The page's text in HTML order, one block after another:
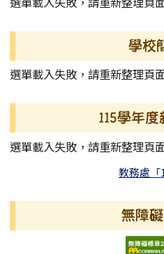
學校
選單載入失敗，請重新整理頁
115學年
選單載入失敗，請重新整理頁
教務處「
無障